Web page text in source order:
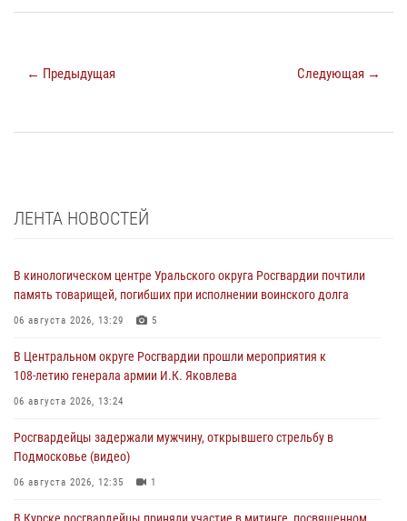
← Предыдущая Следующая →
ЛЕНТА НОВОСТЕЙ
В кинологическом центре Уральского округа Росгвардии почтили
память товарищей, погибших при исполнении воинского долга
06 августа 2026, 13:29 5
В Центральном округе Росгвардии прошли мероприятия к
108‑летию генерала армии И.К. Яковлева
06 августа 2026, 13:24
Росгвардейцы задержали мужчину, открывшего стрельбу в
Подмосковье (видео)
06 августа 2026, 12:35 1